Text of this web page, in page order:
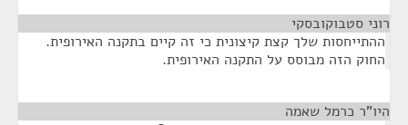
רוני סטבוקובסקי
ההתייחסות שלך קצת קיצונית כי זה קיים בתקנה האירופית.
החוק הזה מבוסס על התקנה האירופית.
היו"ר כרמל שאמה